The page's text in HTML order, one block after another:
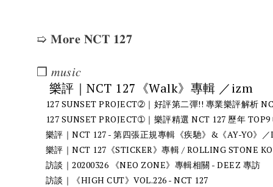
➯ 𝐌𝐨𝐫𝐞 𝐍𝐂𝐓 𝟏𝟐𝟕
❒ 𝑚𝑢𝑠𝑖𝑐
樂評｜NCT 127《Walk》專輯 ／izm
127 SUNSET PROJECT➁｜好評第二彈!! 專業樂評解析
127 SUNSET PROJECT➀｜樂評精選 NCT 127 歷年
樂評｜NCT 127 - 第四張正規專輯《疾馳》&《AY-YO》
樂評｜NCT 127《STICKER》專輯 / ROLLING STONE
訪談｜20200326 《NEO ZONE》專輯相關 - DEEZ 專訪
訪談｜《HIGH CUT》VOL.226 - NCT 127